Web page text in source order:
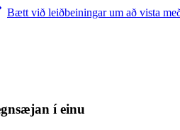
Bætt við leiðbeiningar um að vista
í einu